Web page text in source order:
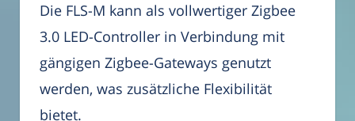
Die FLS-M kann als vollwertiger Zigbee
3.0 LED-Controller in Verbindung mit
gängigen Zigbee-Gateways genutzt
werden, was zusätzliche Flexibilität
bietet.